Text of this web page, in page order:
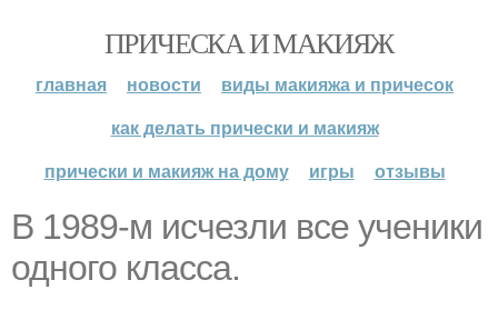
ПРИЧЕСКА И МАКИЯЖ
главная новости
виды макияжа и причесок
как делать прически и макияж
прически и макияж на дому
игры отзывы
В 1989-м исчезли все ученики
одного класса.